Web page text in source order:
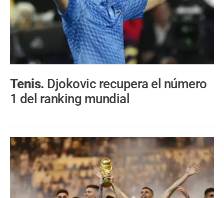
Tenis. Djokovic recupera el número
1 del ranking mundial